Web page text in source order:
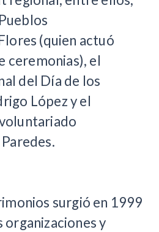
(quien actuó
ceremonias), el
del Día de los
López y el
surgió en 1999
organizaciones y